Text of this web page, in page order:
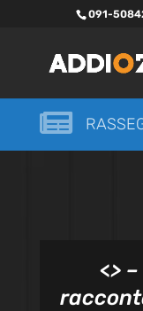
091-

<>